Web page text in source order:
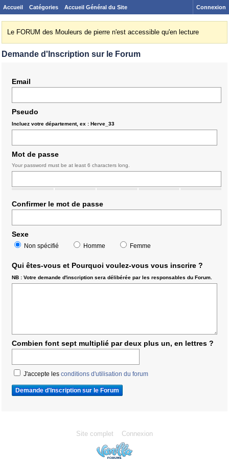
Accueil Catégories Accueil Général du Site Connexion
Le FORUM des Mouleurs de pierre n'est accessible qu'en lecture
Demande d'Inscription sur le Forum
Email
Pseudo
Incluez votre département, ex : Herve_33
Mot de passe
Your password must be at least 6 characters long.
Confirmer le mot de passe
Sexe
Non spécifié Homme Femme
Qui êtes-vous et Pourquoi voulez-vous vous inscrire ?
NB : Votre demande d'inscription sera délibérée par les responsables du Forum.
Combien font sept multiplié par deux plus un, en lettres ?
J'accepte les conditions d'utilisation du forum
Site complet Connexion